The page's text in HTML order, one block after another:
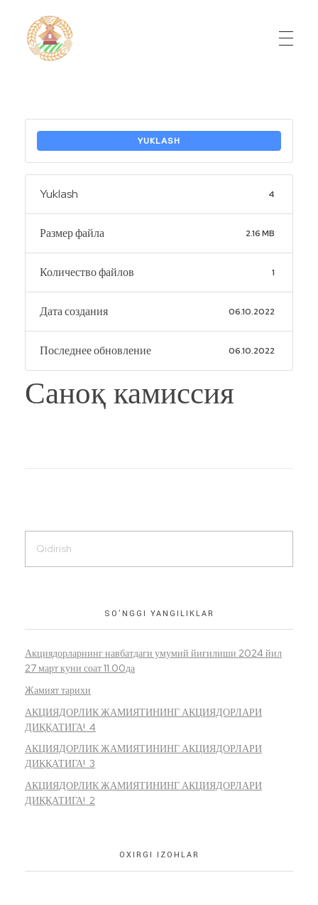
YUKLASH
Yuklash 4
Размер файла 2.16 MB
Количество файлов 1
Дата создания 06.10.2022
Последнее обновление 06.10.2022
Саноқ камиссия
SO’NGGI YANGILIKLAR
Акциядорларнинг навбатдаги умумий йиғилиши 2024 йил
27 март куни соат 11.00да
Жамият тарихи
АКЦИЯДОРЛИК ЖАМИЯТИНИНГ АКЦИЯДОРЛАРИ
ДИҚҚАТИГА! 4
АКЦИЯДОРЛИК ЖАМИЯТИНИНГ АКЦИЯДОРЛАРИ
ДИҚҚАТИГА! 3
АКЦИЯДОРЛИК ЖАМИЯТИНИНГ АКЦИЯДОРЛАРИ
ДИҚҚАТИГА! 2
OXIRGI IZOHLAR